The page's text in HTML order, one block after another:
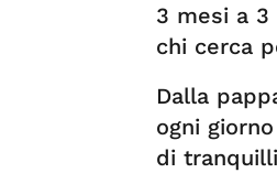
3 mesi a 3
chi cerca
Dalla
ogni
di